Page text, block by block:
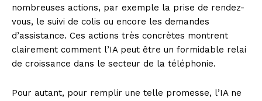
nombreuses actions, par exemple la prise de rendez-
vous, le suivi de colis ou encore les demandes
d’assistance. Ces actions très concrètes montrent
clairement comment l’IA peut être un formidable relai
de croissance dans le secteur de la téléphonie.
Pour autant, pour remplir une telle promesse, l’IA ne